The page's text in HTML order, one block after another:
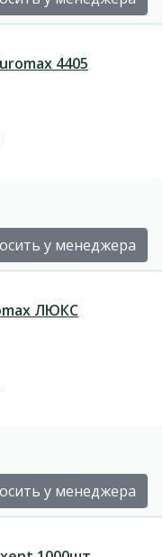
4405
у менеджера
ЛЮКС
у менеджера